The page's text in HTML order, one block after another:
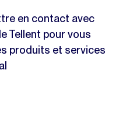
en contact avec
Tellent pour vous
produits et services